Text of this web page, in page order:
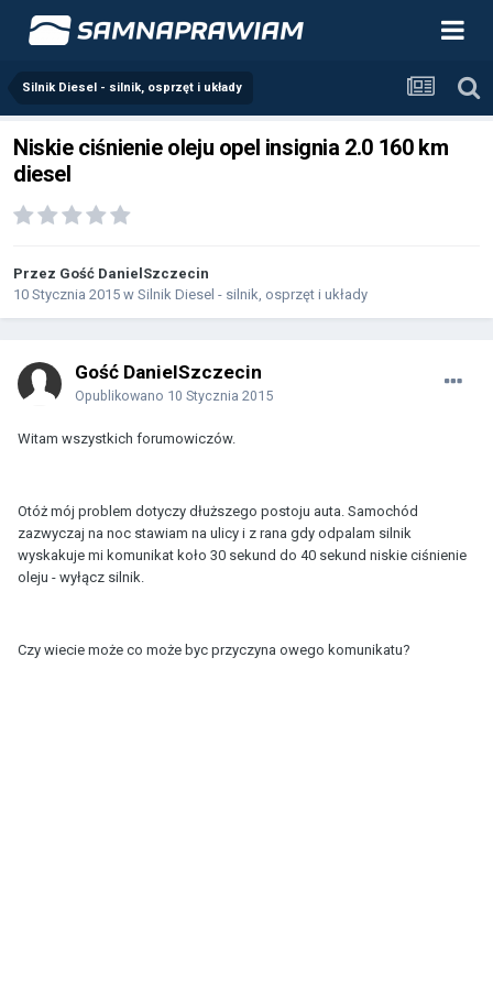
Silnik Diesel - silnik, osprzęt i układy
Niskie ciśnienie oleju opel insignia 2.0 160 km
diesel
Przez Gość DanielSzczecin
10 Stycznia 2015 w Silnik Diesel - silnik, osprzęt i układy
Gość DanielSzczecin
Opublikowano 10 Stycznia 2015
Witam wszystkich forumowiczów.
Otóż mój problem dotyczy dłuższego postoju auta. Samochód
zazwyczaj na noc stawiam na ulicy i z rana gdy odpalam silnik
wyskakuje mi komunikat koło 30 sekund do 40 sekund niskie ciśnienie
oleju - wyłącz silnik.
Czy wiecie może co może byc przyczyna owego komunikatu?